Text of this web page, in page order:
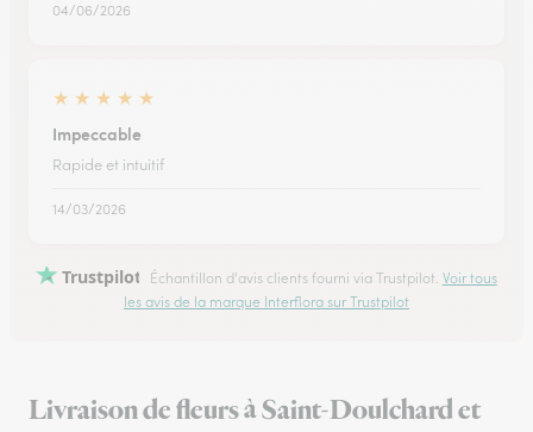
04/06/2026
★ ★ ★ ★ ★
Impeccable
Rapide et intuitif
14/03/2026
Trustpilot Échantillon d'avis clients fourni via Trustpilot. Voir tous
les avis de la marque Interflora sur Trustpilot
Livraison de fleurs à Saint-Doulchard et